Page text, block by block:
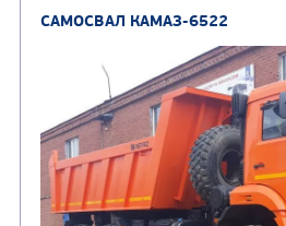
АВТОБУСЫ
Автобусы среднего класса(2)